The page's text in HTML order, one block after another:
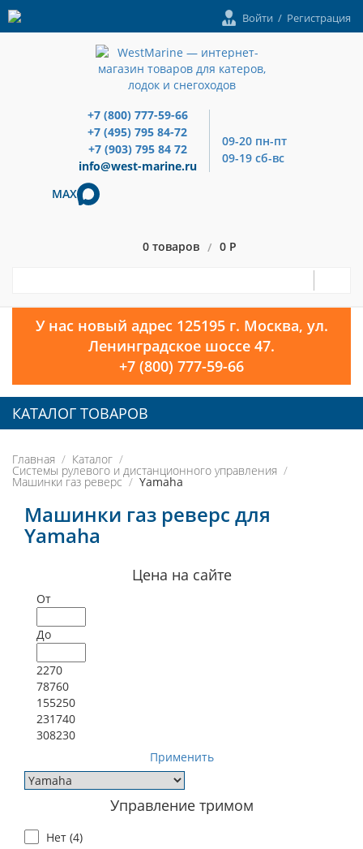
Войти / Регистрация
+7 (800) 777-59-66
+7 (495) 795 84-72
+7 (903) 795 84 72
info@west-marine.ru
09-20 пн-пт
09-19 сб-вс
MAX
0 товаров / 0 Р
У нас новый адрес 125195 г. Москва, ул.
Ленинградское шоссе 47.
+7 (800) 777-59-66
КАТАЛОГ ТОВАРОВ
Главная Каталог
Системы рулевого и дистанционного управления
Машинки газ реверс Yamaha
Машинки газ реверс для
Yamaha
Цена на сайте
От
До
2270
78760
155250
231740
308230
Применить
Управление тримом
Нет (4)